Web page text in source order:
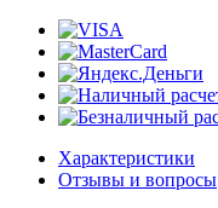
Характеристики
Отзывы и вопросы